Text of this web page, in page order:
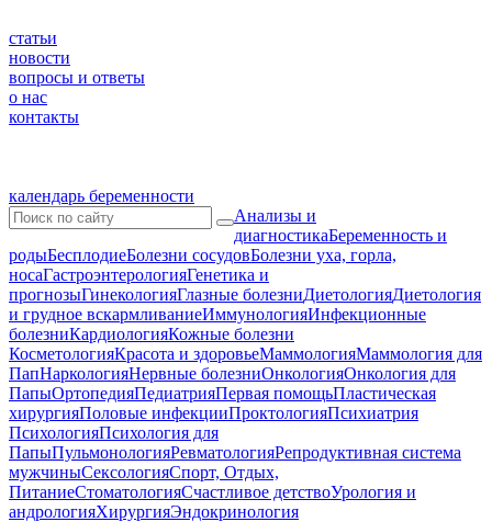
статьи
новости
вопросы и ответы
о нас
контакты
календарь беременности
Анализы и
диагностикаБеременность и
родыБесплодиеБолезни сосудовБолезни уха, горла,
носаГастроэнтерологияГенетика и
прогнозыГинекологияГлазные болезниДиетологияДиетология
и грудное вскармливаниеИммунологияИнфекционные
болезниКардиологияКожные болезни
КосметологияКрасота и здоровьеМаммологияМаммология для
ПапНаркологияНервные болезниОнкологияОнкология для
ПапыОртопедияПедиатрияПервая помощьПластическая
хирургияПоловые инфекцииПроктологияПсихиатрия
ПсихологияПсихология для
ПапыПульмонологияРевматологияРепродуктивная система
мужчиныСексологияСпорт, Отдых,
ПитаниеСтоматологияСчастливое детствоУрология и
андрологияХирургияЭндокринология